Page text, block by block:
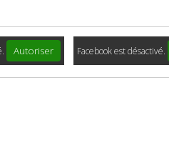
Autoriser Facebook est désactivé.